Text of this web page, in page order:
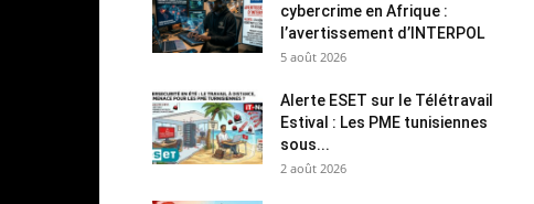
cybercrime en Afrique :
l’avertissement d’INTERPOL
5 août 2026
Alerte ESET sur le Télétravail
Estival : Les PME tunisiennes
sous...
2 août 2026